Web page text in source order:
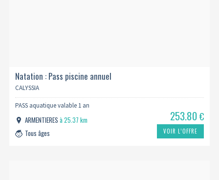
Natation : Pass piscine annuel
CALYSSIA
PASS aquatique valable 1 an
ARMENTIERESà 25.37 km
Tous âges
253.80€
VOIR L’OFFRE